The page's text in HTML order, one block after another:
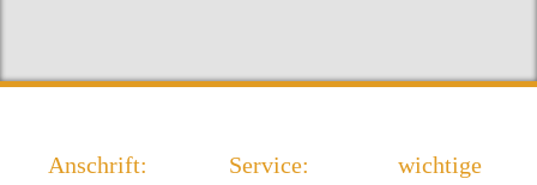
Anschrift: Service:
wichtige